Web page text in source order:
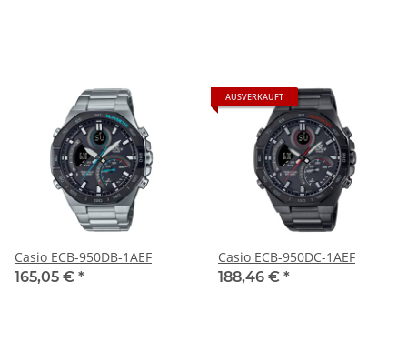
Casio ECB-950DB-1AEF
165,05 € *
AUSVERKAUFT
Casio ECB-950DC-1AEF
188,46 € *